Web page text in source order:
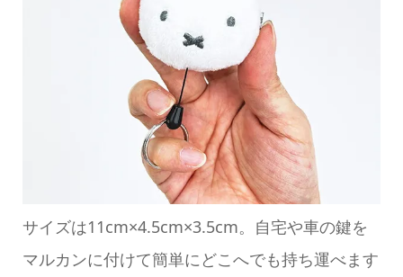
サイズは11cm×4.5cm×3.5cm。自宅や車の鍵を
マルカンに付けて簡単にどこへでも持ち運べます